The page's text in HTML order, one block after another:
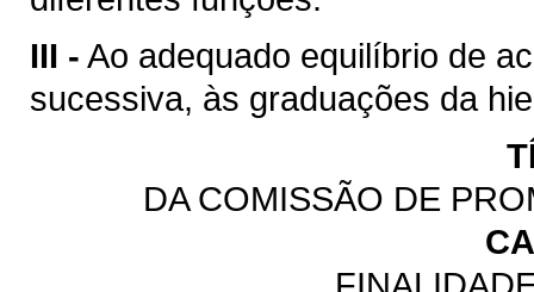
III - Ao adequado equilíbrio de
sucessiva, às graduações da
DA COMISSÃO DE